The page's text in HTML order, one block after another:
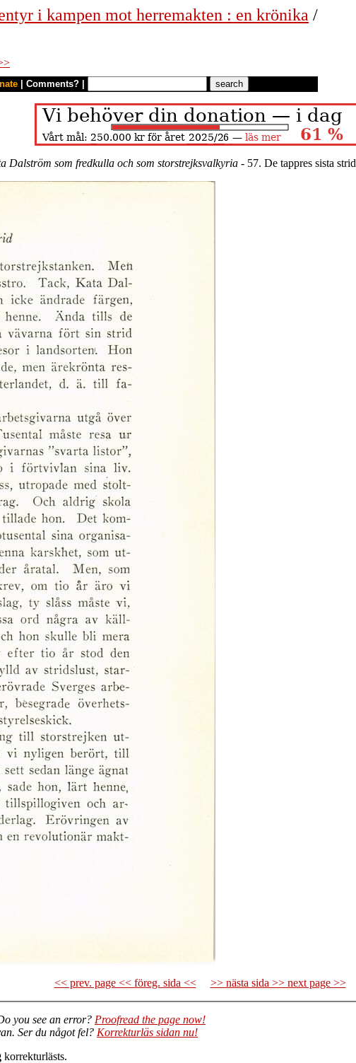
i kampen mot herremakten : en krönika /
Comments?
Dalström som fredkulla och som storstrejksvalkyria - 57. De tappres sista strid
<< prev. page << föreg. sida << >> nästa sida >> next page >>
you see an error? Proofread the page now!
Ser du något fel? Korrekturläs sidan nu!
korrekturlästs.